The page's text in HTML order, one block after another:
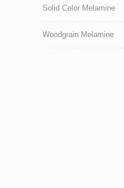
Solid Color Melamine
Woodgrain Melamine